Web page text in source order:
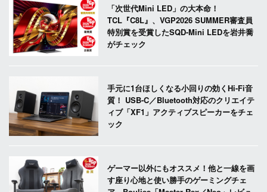
「次世代Mini LED」の大本命！
TCL『C8L』、VGP2026 SUMMER審査員
特別賞を受賞したSQD-Mini LEDを岩井喬
がチェック
手元に1台ほしくなる小回りの効くHi-Fi音
質！ USB-C／Bluetooth対応のクリエイテ
ィブ「XF1」アクティブスピーカーをチェ
ック
ゲーマー以外にもオススメ！他と一線を画
す座り心地と使い勝手のゲーミングチェ